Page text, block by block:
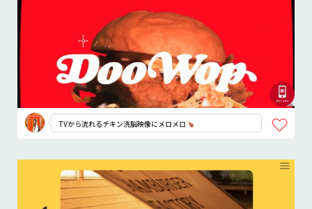
TVから流れるチキン洗脳映像にメロメロ